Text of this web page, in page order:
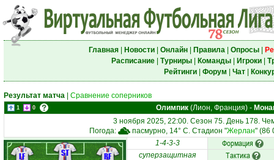
Главная| Новости| Онлайн| Правила| Опросы|
Расписание| Турниры| Команды| Игроки|
Рейтинги| Форум Чат|
Результат матча Сравнение соперников
1 0 Олимпик (Лион, Франция) -
3 ноября 2025, 22:00. Сезон 75. День 178.
Погода:
пасмурно, 14° C. Стадион "Жерлан" (86
LF ST RF
1-4-3-3 Формация
суперзащитная Тактика